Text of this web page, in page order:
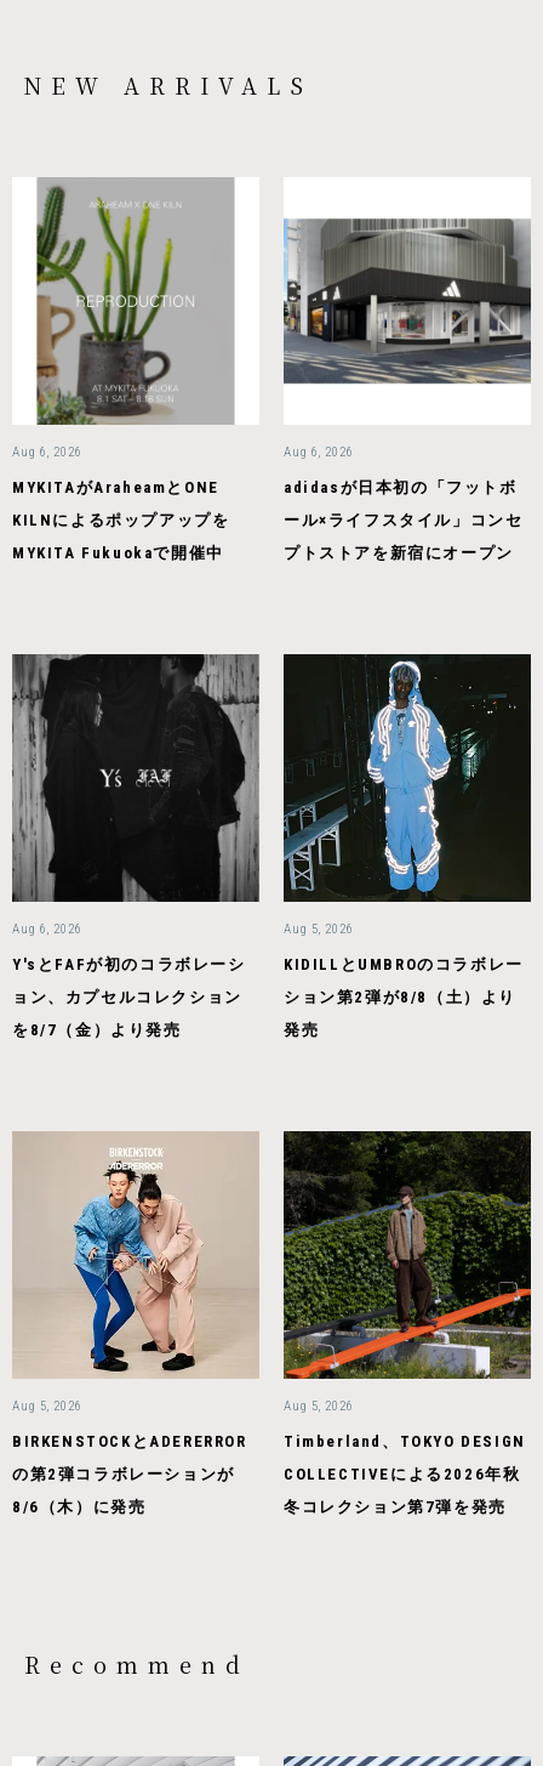
NEW ARRIVALS
Aug 6, 2026
MYKITAがAraheamとONE
KILNによるポップアップを
MYKITA Fukuokaで開催中
Aug 6, 2026
adidasが日本初の「フットボ
ール×ライフスタイル」コンセ
プトストアを新宿にオープン
Aug 6, 2026
Y'sとFAFが初のコラボレーシ
ョン、カプセルコレクション
を8/7（金）より発売
Aug 5, 2026
KIDILLとUMBROのコラボレー
ション第2弾が8/8（土）より
発売
Aug 5, 2026
BIRKENSTOCKとADERERROR
の第2弾コラボレーションが
8/6（木）に発売
Aug 5, 2026
Timberland、TOKYO DESIGN
COLLECTIVEによる2026年秋
冬コレクション第7弾を発売
Recommend